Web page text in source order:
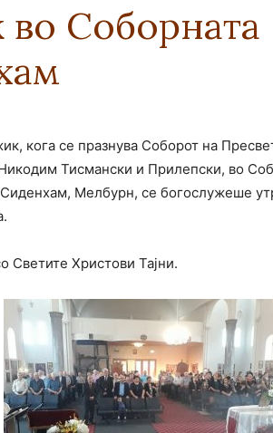
Епархија
Соборната
кога се празнува Соборот на
Тисмански и Прилепски, во
Мелбурн, се богослужеше
Светите Христови Тајни.